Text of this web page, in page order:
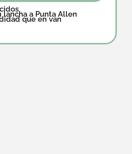
lancha a Punta Allen
que en van